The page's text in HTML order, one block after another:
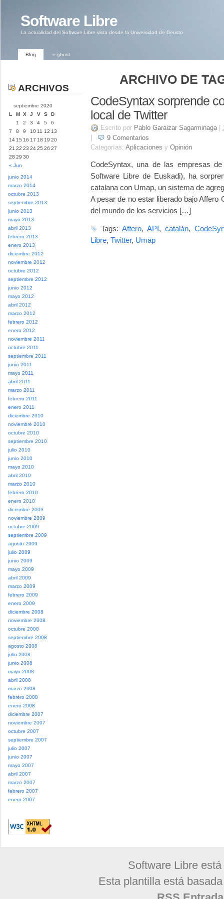
Software Libre
La actualidad del Software Libre vista desde la Universidad de Deusto
Blog e-ghost
ARCHIVOS
septiembre 2020
L
M X J V S D
« Jun
1 2 3 4 5
6
7
8 9 10 11 12 13
14 15 16 17 18 19 20
21 22 23 2425 26 27
28 29 30
junio 2014
marzo 2014
octubre 2013
septiembre 2013
junio 2013
mayo 2013
abril 2013
febrero 2013
enero 2013
diciembre 2012
noviembre 2012
octubre 2012
septiembre 2012
junio 2012
mayo 2012
abril 2012
marzo 2012
febrero 2012
enero 2012
noviembre 2011
octubre 2011
septiembre 2011
junio 2011
mayo 2011
abril 2011
marzo 2011
febrero 2011
enero 2011
diciembre 2010
noviembre 2010
octubre 2010
septiembre 2010
julio 2010
junio 2010
mayo 2010
abril 2010
marzo 2010
febrero 2010
enero 2010
diciembre 2009
noviembre 2009
octubre 2009
septiembre 2009
agosto 2009
julio 2009
junio 2009
mayo 2009
abril 2009
marzo 2009
febrero 2009
enero 2009
diciembre 2008
noviembre 2008
octubre 2008
septiembre 2008
agosto 2008
julio 2008
junio 2008
mayo 2008
abril 2008
marzo 2008
febrero 2008
enero 2008
diciembre 2007
noviembre 2007
octubre 2007
septiembre 2007
julio 2007
junio 2007
mayo 2007
abril 2007
marzo 2007
febrero 2007
enero 2007
ARCHIVO DE
CodeSyntax sorprende
local de Twitter
Escrito por Pablo Garaizar Sagarminaga
9 Comentarios
Categorías: Aplicaciones y Opinión
CodeSyntax, una de las empresas
Software Libre de Euskadi), ha
catalana con Umap, un sistema de
A pesar de no estar liberado bajo Affero
del mundo de los servicios […]
Tags:Affero,API, catalán,
Libre, Twitter, Umap
Software Libre
Esta plantilla está